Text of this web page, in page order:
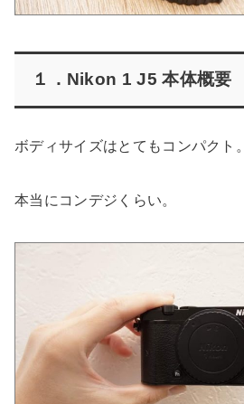
１．Nikon 1 J5 本体概要
ボディサイズはとてもコンパクト。
本当にコンデジくらい。